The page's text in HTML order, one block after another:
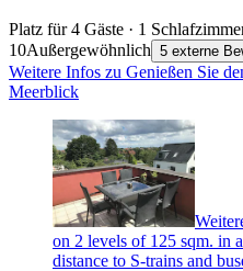
Platz für 4 Gäste · 1
10Außergewöhnlich 5 externe
Weitere Infos zu Genießen Sie
Meerblick
on 2 levels of 125 sqm. in
distance to S-trains and